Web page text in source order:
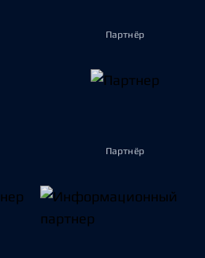
Партнёр
Партнёр